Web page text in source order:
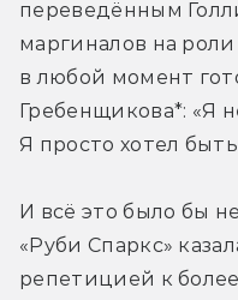
переведённым
маргиналов на
в любой момент
Гребенщикова*: «Я
Я просто хотел
И всё это было бы
«Руби Спаркс»
репетицией к